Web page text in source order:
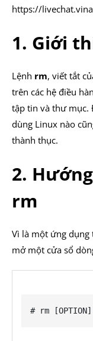
https://
1. Giới
Lệnh rm, viết tắt
trên các hệ điều
tập tin và thư mục.
dùng Linux nào
thành thục.
2.
rm
Vì là một ứng dụng
mở một cửa sổ
# rm